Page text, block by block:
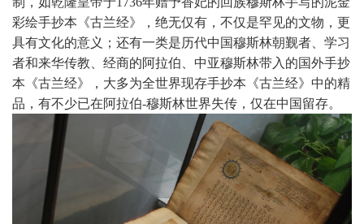
彩绘手抄本《古兰经》，绝无仅有，不仅是罕见的文物，更
具有文化的意义；还有一类是历代中国穆斯林朝觐者、学习
者和来华传教、经商的阿拉伯、中亚穆斯林带入的国外手抄
本《古兰经》，大多为全世界现存手抄本《古兰经》中的精
品，有不少已在阿拉伯-穆斯林世界失传，仅在中国留存。